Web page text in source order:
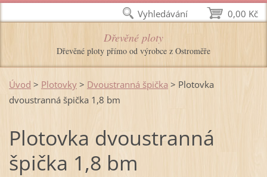
Dřevěné ploty
Dřevěné ploty přímo od výrobce z Ostroměře
Úvod > Plotovky > Dvoustranná špička > Plotovka
dvoustranná špička 1,8 bm
Plotovka dvoustranná
špička 1,8 bm
0,00 Kč
Vyhledávání